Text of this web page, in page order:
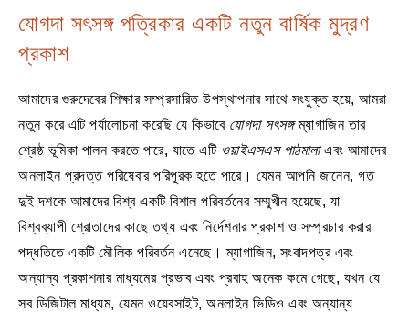
যোগদা সৎসঙ্গ পত্রিকার একটি নতুন বার্ষিক মুদ্রণ
প্রকাশ
আমাদের গুরুদেবের শিক্ষার সম্প্রসারিত উপস্থাপনার সাথে সংযুক্ত হয়ে, আমরা
নতুন করে এটি পর্যালোচনা করেছি যে কিভাবে যোগদা সৎসঙ্গম্যাগাজিন তার
শ্রেষ্ঠ ভূমিকা পালন করতে পারে, যাতে এটি ওয়াইএসএস পাঠমালাএবং আমাদের
অনলাইন প্রদত্ত পরিষেবার পরিপূরক হতে পারে। যেমন আপনি জানেন, গত
দুই দশকে আমাদের বিশ্ব একটি বিশাল পরিবর্তনের সম্মুখীন হয়েছে, যা
বিশ্বব্যাপী শ্রোতাদের কাছে তথ্য এবং নির্দেশনার প্রকাশ ও সম্প্রচার করার
পদ্ধতিতে একটি মৌলিক পরিবর্তন এনেছে। ম্যাগাজিন, সংবাদপত্র এবং
অন্যান্য প্রকাশনার মাধ্যমের প্রভাব এবং প্রবাহ অনেক কমে গেছে, যখন যে
সব ডিজিটাল মাধ্যম, যেমন ওয়েবসাইট, অনলাইন ভিডিও এবং অন্যান্য